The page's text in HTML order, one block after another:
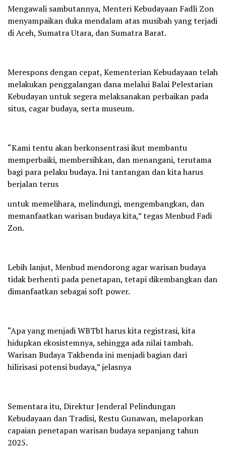
Mengawali sambutannya, Menteri Kebudayaan Fadli Zon
menyampaikan duka mendalam atas musibah yang terjadi
di Aceh, Sumatra Utara, dan Sumatra Barat.
Merespons dengan cepat, Kementerian Kebudayaan telah
melakukan penggalangan dana melalui Balai Pelestarian
Kebudayan untuk segera melaksanakan perbaikan pada
situs, cagar budaya, serta museum.
“Kami tentu akan berkonsentrasi ikut membantu
memperbaiki, membersihkan, dan menangani, terutama
bagi para pelaku budaya. Ini tantangan dan kita harus
berjalan terus
untuk memelihara, melindungi, mengembangkan, dan
memanfaatkan warisan budaya kita,” tegas Menbud Fadi
Zon.
Lebih lanjut, Menbud mendorong agar warisan budaya
tidak berhenti pada penetapan, tetapi dikembangkan dan
dimanfaatkan sebagai soft power.
“Apa yang menjadi WBTbI harus kita registrasi, kita
hidupkan ekosistemnya, sehingga ada nilai tambah.
Warisan Budaya Takbenda ini menjadi bagian dari
hilirisasi potensi budaya,” jelasnya
Sementara itu, Direktur Jenderal Pelindungan
Kebudayaan dan Tradisi, Restu Gunawan, melaporkan
capaian penetapan warisan budaya sepanjang tahun
2025.